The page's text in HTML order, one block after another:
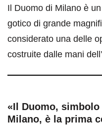
Il Duomo di Milano è
gotico di grande
considerato una delle
costruite dalle mani
«Il Duomo,
Milano, è la prima